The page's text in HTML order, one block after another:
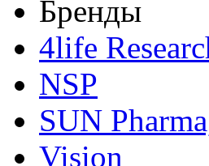
Бренды
4life
NSP
SUN
Vision